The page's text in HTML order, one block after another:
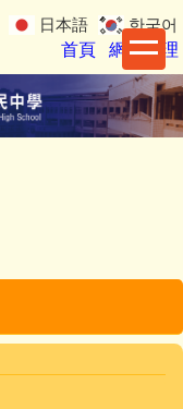
日本語
한국어
首頁
網站管理